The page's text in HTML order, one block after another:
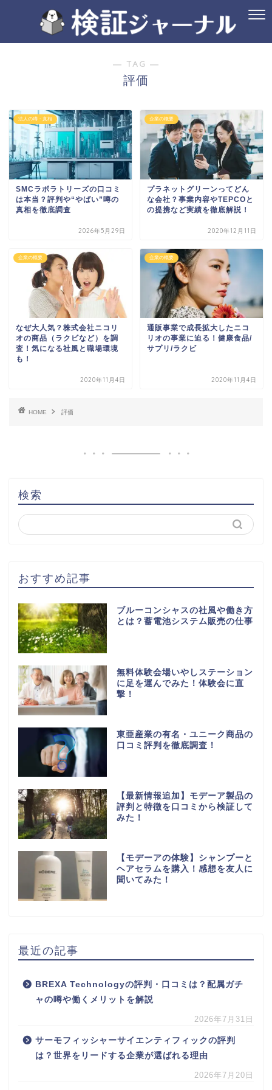
― TAG ―
評価
法人の噂・真相
SMCラボラトリーズの口コミ
は本当？評判や“やばい”噂の
真相を徹底調査
2026年5月29日
企業の概要
プラネットグリーンってどん
な会社？事業内容やTEPCOと
の提携など実績を徹底解説！
2020年12月11日
企業の概要
なぜ大人気？株式会社ニコリ
オの商品（ラクビなど）を調
査！気になる社風と職場環境
も！
2020年11月4日
企業の概要
通販事業で成長拡大したニコ
リオの事業に迫る！健康食品/
サプリ/ラクビ
2020年11月4日
HOME 評価
検索
おすすめ記事
ブルーコンシャスの社風や働き方
とは？蓄電池システム販売の仕事
無料体験会場いやしステーション
に足を運んでみた！体験会に直
撃！
東亜産業の有名・ユニーク商品の
口コミ評判を徹底調査！
【最新情報追加】モデーア製品の
評判と特徴を口コミから検証して
みた！
【モデーアの体験】シャンプーと
ヘアセラムを購入！感想を友人に
聞いてみた！
最近の記事
BREXA Technologyの評判・口コミは？配属ガチ
ャの噂や働くメリットを解説
2026年7月31日
サーモフィッシャーサイエンティフィックの評判
は？世界をリードする企業が選ばれる理由
2026年7月20日